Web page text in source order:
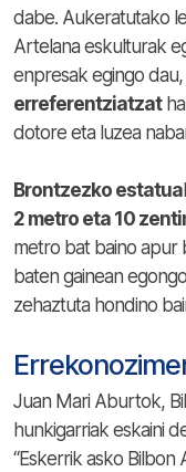
dabe. Aukeratutako
Artelana eskulturak
enpresak egingo
erreferentziatzat
dotore eta luzea
Brontzezko estatua
2 metro eta 10
metro bat baino apur
baten gainean
zehaztuta hondino
Juan Mari Aburtok,
hunkigarriak eskaini
“Eskerrik asko Bilbon